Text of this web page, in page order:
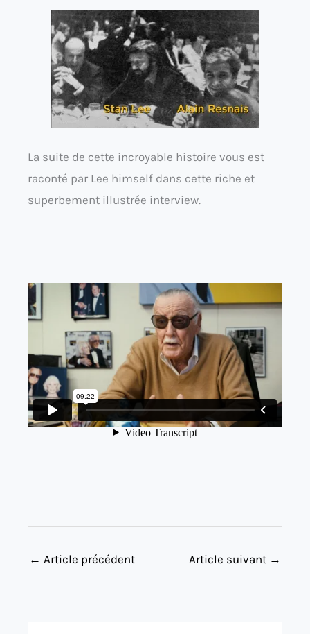
La suite de cette incroyable histoire vous est
raconté par Lee himself dans cette riche et
superbement illustrée interview.
← Article précédent Article suivant →